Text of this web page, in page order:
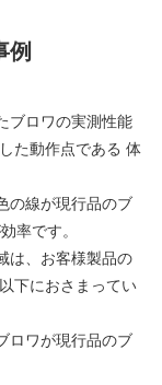
例
ブロワの実測性能
た動作点である 体
の線が現行品のブ
率です。
は、お客様製品の
下におさまってい
ロワが現行品のブ